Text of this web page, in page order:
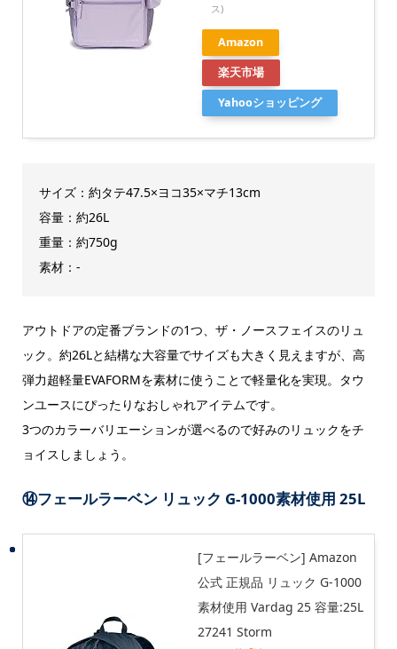
ス)
Amazon
楽天市場
Yahooショッピング
サイズ：約タテ47.5×ヨコ35×マチ13cm
容量：約26L
重量：約750g
素材：-
アウトドアの定番ブランドの1つ、ザ・ノースフェイスのリュ
ック。約26Lと結構な大容量でサイズも大きく見えますが、高
弾力超軽量EVAFORMを素材に使うことで軽量化を実現。タウ
ンユースにぴったりなおしゃれアイテムです。
3つのカラーバリエーションが選べるので好みのリュックをチ
ョイスしましょう。
⑭フェールラーベン リュック G-1000素材使用 25L
[フェールラーベン] Amazon
公式 正規品 リュック G-1000
素材使用 Vardag 25 容量:25L
27241 Storm